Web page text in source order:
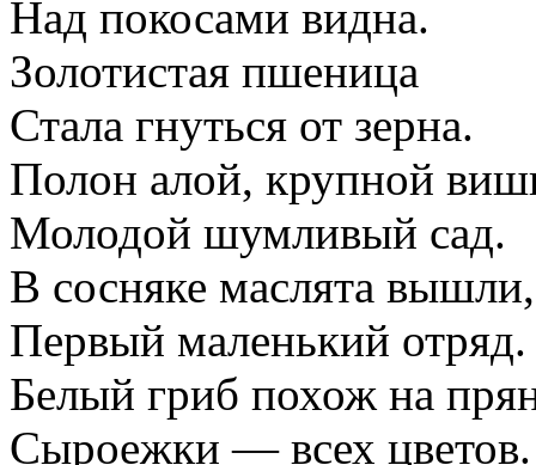
Над покосами видна.
Золотистая пшеница
Стала гнуться от зерна.
Полон алой, крупной
Молодой шумливый сад.
В сосняке маслята вышли,
Первый маленький отряд.
Белый гриб похож на
Сыроежки — всех цветов.